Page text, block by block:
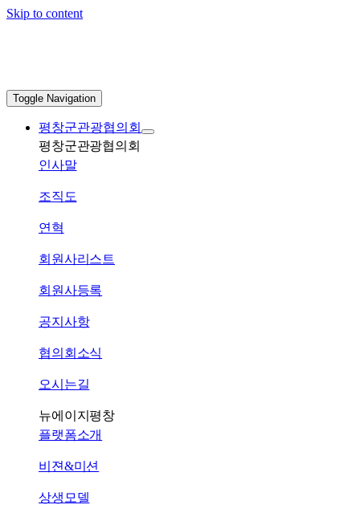
Skip to content
Toggle Navigation
평창군관광협의회
평창군관광협의회
인사말
조직도
연혁
회원사리스트
회원사등록
공지사항
협의회소식
오시는길
뉴에이지평창
플랫폼소개
비젼&미션
상생모델